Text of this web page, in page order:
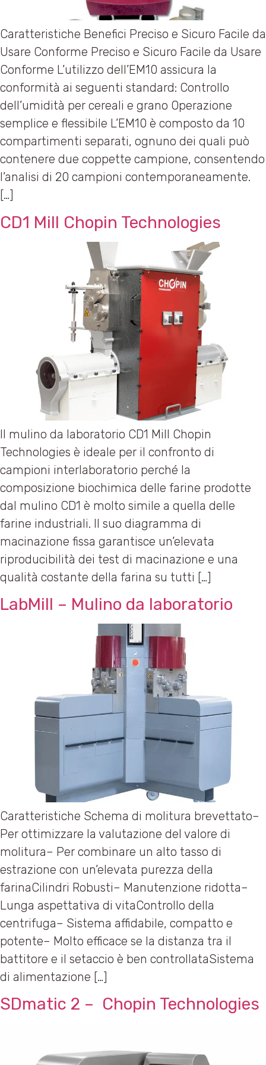
Caratteristiche Benefici Preciso e Sicuro Facile da
Usare Conforme Preciso e Sicuro Facile da Usare
Conforme L’utilizzo dell’EM10 assicura la
conformità ai seguenti standard: Controllo
dell’umidità per cereali e grano Operazione
semplice e flessibile L’EM10 è composto da 10
compartimenti separati, ognuno dei quali può
contenere due coppette campione, consentendo
l’analisi di 20 campioni contemporaneamente.
[…]
CD1 Mill Chopin Technologies
Il mulino da laboratorio CD1 Mill Chopin
Technologies è ideale per il confronto di
campioni interlaboratorio perché la
composizione biochimica delle farine prodotte
dal mulino CD1 è molto simile a quella delle
farine industriali. Il suo diagramma di
macinazione fissa garantisce un’elevata
riproducibilità dei test di macinazione e una
qualità costante della farina su tutti […]
LabMill – Mulino da laboratorio
Caratteristiche Schema di molitura brevettato–
Per ottimizzare la valutazione del valore di
molitura– Per combinare un alto tasso di
estrazione con un’elevata purezza della
farinaCilindri Robusti– Manutenzione ridotta–
Lunga aspettativa di vitaControllo della
centrifuga– Sistema affidabile, compatto e
potente– Molto efficace se la distanza tra il
battitore e il setaccio è ben controllataSistema
di alimentazione […]
SDmatic 2 – Chopin Technologies